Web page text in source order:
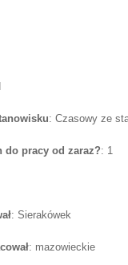
: Czasowy ze
do pracy od zaraz?: 1
: Sierakówek
: mazowieckie